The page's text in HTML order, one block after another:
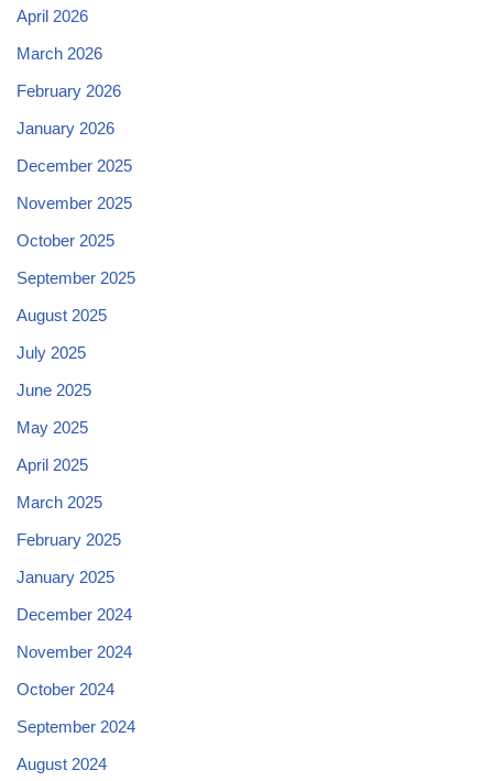
April 2026
March 2026
February 2026
January 2026
December 2025
November 2025
October 2025
September 2025
August 2025
July 2025
June 2025
May 2025
April 2025
March 2025
February 2025
January 2025
December 2024
November 2024
October 2024
September 2024
August 2024